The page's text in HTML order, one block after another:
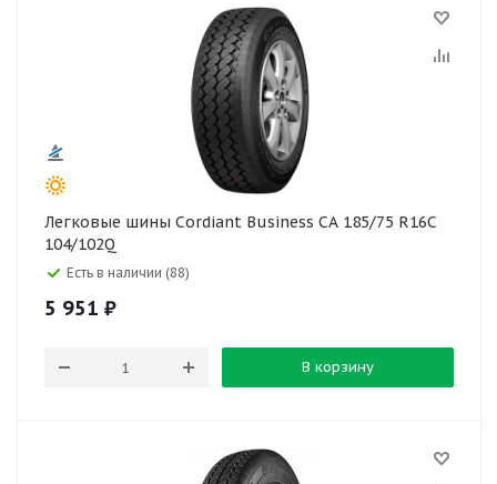
Легковые шины Cordiant Business CA 185/75 R16C
104/102Q
Есть в наличии (88)
5 951 ₽
В корзину